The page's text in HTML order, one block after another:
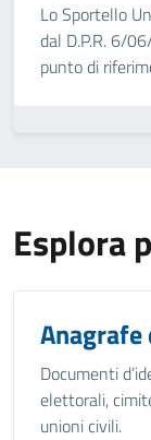
Lo Sportello
dal D.P.R. 6/
punto di
Esplora
Documenti
elettorali,
unioni civili.